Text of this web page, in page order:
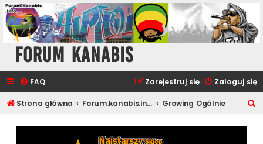
Forum Kanabis
FAQ Zaloguj się
Zarejestruj się
Strona główna Forum.kanabis.info - Ganja Tematy Growing Ogólnie